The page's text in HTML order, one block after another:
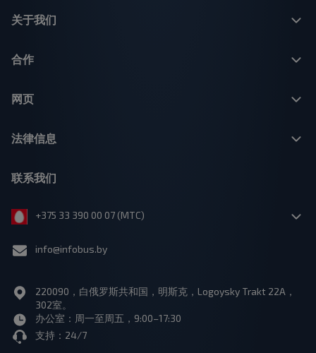
关于我们
合作
网页
法律信息
联系我们
+375 33 390 00 07 (МТС)
info@infobus.by
220090，白俄罗斯共和国，明斯克，Logoysky Trakt 22A，
302室。
办公室：周一至周五，9:00–17:30
支持：24/7